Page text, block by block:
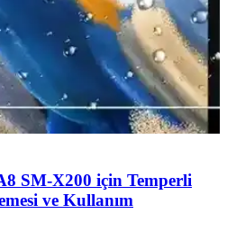
SM-X200 için Temperli
ve Kullanım